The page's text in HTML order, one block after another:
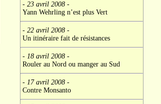
- 23 avril 2008-
Yann Wehrling n’est plus Vert
- 22 avril 2008-
Un itinéraire fait de résistances
- 18 avril 2008-
Rouler au Nord ou manger au Sud
- 17 avril 2008-
Contre Monsanto